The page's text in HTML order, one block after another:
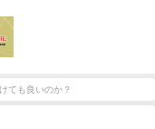
ても良いのか？